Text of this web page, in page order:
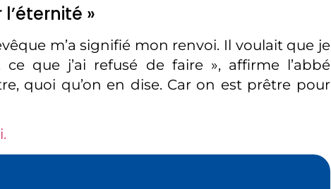
»
m’a signifié mon renvoi. Il voulait que je
que j’ai refusé de faire », affirme l’abbé
quoi qu’on en dise. Car on est prêtre pour